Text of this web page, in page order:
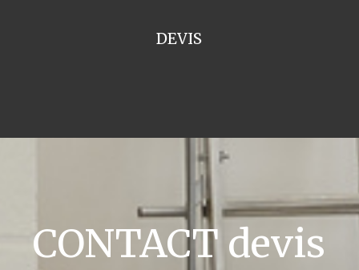
DEVIS
CONTACT devis